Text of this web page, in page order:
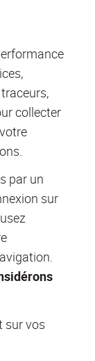
collecter
par un
sur
sur vos